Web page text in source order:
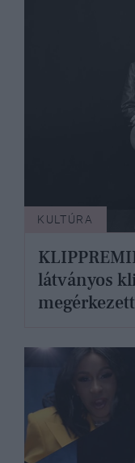
KULTÚRA
látványos
megérkezett